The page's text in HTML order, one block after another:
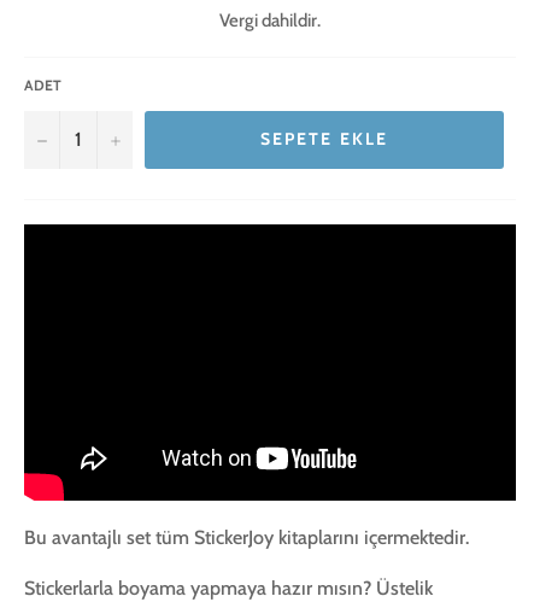
Vergi dahildir.
ADET
− + SEPETE EKLE
Bu avantajlı set tüm StickerJoy kitaplarını içermektedir.
Stickerlarla boyama yapmaya hazır mısın? Üstelik